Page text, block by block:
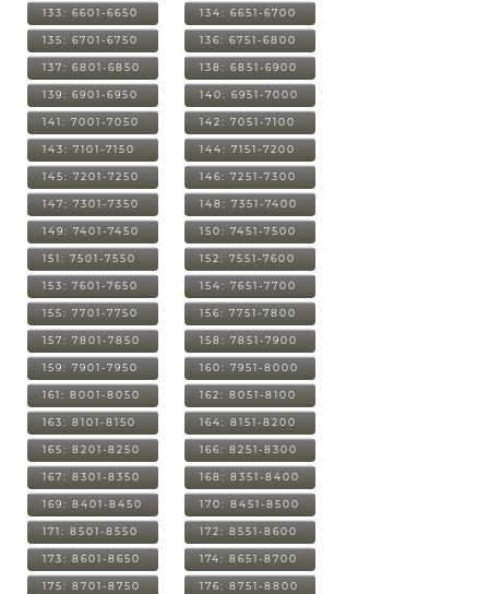
133: 6601-6650 134: 6651-6700
135: 6701-6750 136: 6751-6800
137: 6801-6850 138: 6851-6900
139: 6901-6950 140: 6951-7000
141: 7001-7050 142: 7051-7100
143: 7101-7150 144: 7151-7200
145: 7201-7250 146: 7251-7300
147: 7301-7350 148: 7351-7400
149: 7401-7450 150: 7451-7500
151: 7501-7550 152: 7551-7600
153: 7601-7650 154: 7651-7700
155: 7701-7750 156: 7751-7800
157: 7801-7850 158: 7851-7900
159: 7901-7950 160: 7951-8000
161: 8001-8050 162: 8051-8100
163: 8101-8150 164: 8151-8200
165: 8201-8250 166: 8251-8300
167: 8301-8350 168: 8351-8400
169: 8401-8450 170: 8451-8500
171: 8501-8550 172: 8551-8600
173: 8601-8650 174: 8651-8700
175: 8701-8750 176: 8751-8800